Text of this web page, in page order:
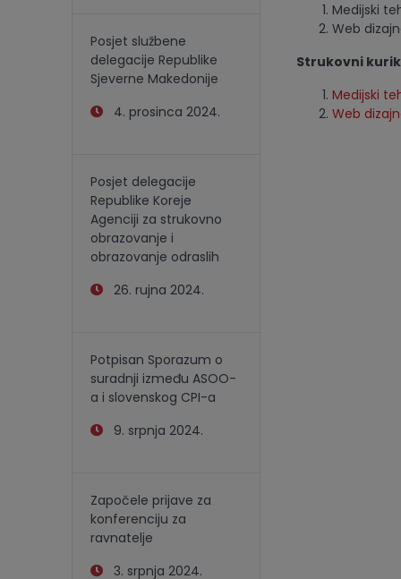
Posjet službene
delegacije Republike
Sjeverne Makedonije
4. prosinca 2024.
Posjet delegacije
Republike Koreje
Agenciji za strukovno
obrazovanje i
obrazovanje odraslih
26. rujna 2024.
Potpisan Sporazum o
suradnji između ASOO-
a i slovenskog CPI-a
9. srpnja 2024.
Započele prijave za
konferenciju za
ravnatelje
3. srpnja 2024.
Medijski
Web
Strukovni
Medijski
Web